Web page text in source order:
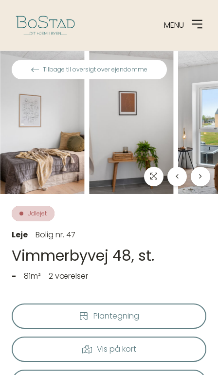
Spring til indhold
MENU
Tilbage til oversigt over ejendomme
Udlejet
Leje Bolig nr. 47
Vimmerbyvej 48, st.
- 81m² 2 værelser
Plantegning
Vis på kort